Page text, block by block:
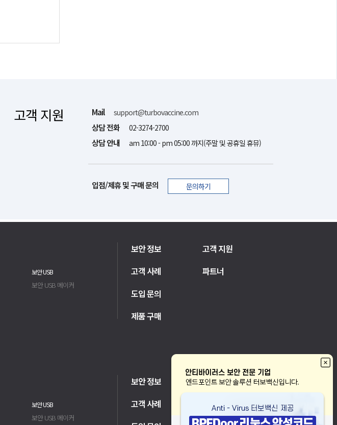
고객 지원 Mail support@turbovaccine.com
상담 전화 02-3274-2700
상담 안내 am 10:00 - pm 05:00 까지(주말 및 공휴일 휴뮤)
입점/제휴 및 구매 문의 문의하기
보안 USB
보안 USB 메이커
보안 정보
고객 사례
도입 문의
제품 구매
고객 지원
파트너
보안 USB
보안 USB 메이커
보안 정보
고객 사례
고객 지원
파트너